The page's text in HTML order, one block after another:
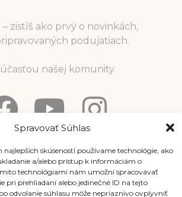
Spravovať Súhlas
najlepších skúseností používame technológie, ako
a/alebo prístup k informáciám o
technológiami nám umožní spracovávať
pri prehliadaní alebo jedinečné ID na tejto
odvolanie súhlasu môže nepriaznivo ovplyvniť
zistíš ako prvý o novinkách,
podujatiach.
našej komunity.
Informácie